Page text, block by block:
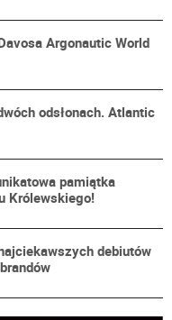
Argonautic World
odsłonach. Atlantic
pamiątka
Królewskiego!
debiutów